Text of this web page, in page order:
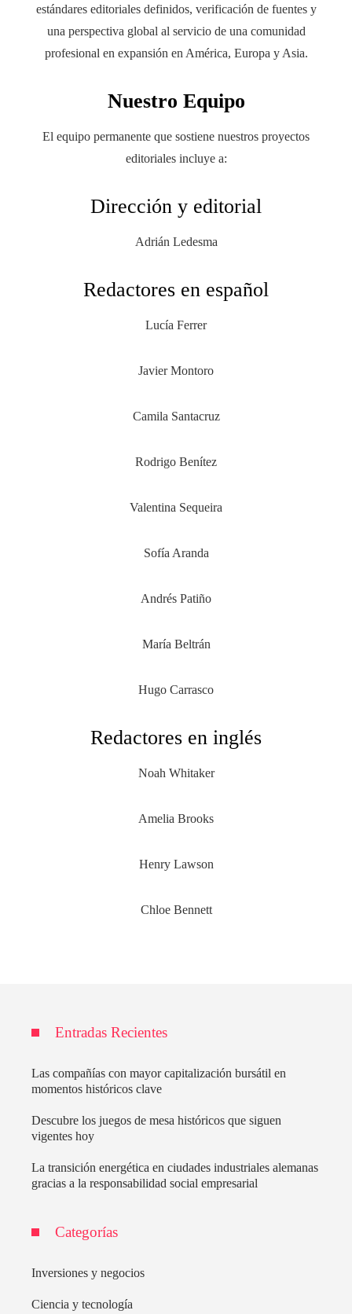
estándares editoriales definidos, verificación de fuentes y
una perspectiva global al servicio de una comunidad
profesional en expansión en América, Europa y Asia.
Nuestro Equipo
El equipo permanente que sostiene nuestros proyectos
editoriales incluye a:
Dirección y editorial
Adrián Ledesma
Redactores en español
Lucía Ferrer
Javier Montoro
Camila Santacruz
Rodrigo Benítez
Valentina Sequeira
Sofía Aranda
Andrés Patiño
María Beltrán
Hugo Carrasco
Redactores en inglés
Noah Whitaker
Amelia Brooks
Henry Lawson
Chloe Bennett
Entradas Recientes
Las compañías con mayor capitalización bursátil en
momentos históricos clave
Descubre los juegos de mesa históricos que siguen
vigentes hoy
La transición energética en ciudades industriales alemanas
gracias a la responsabilidad social empresarial
Categorías
Inversiones y negocios
Ciencia y tecnología